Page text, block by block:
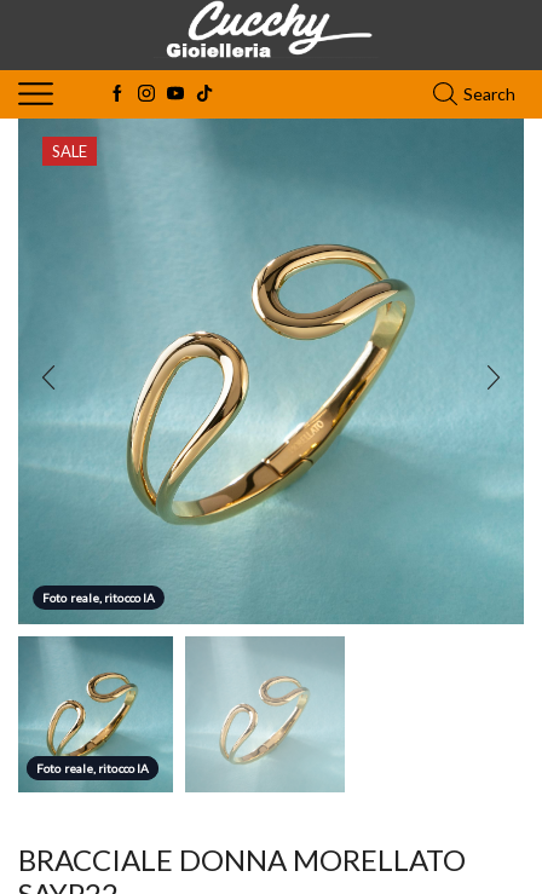
Search
SALE
Foto reale, ritocco IA
Foto reale, ritocco IA
Foto reale, ritocco IA
BRACCIALE DONNA MORELLATO